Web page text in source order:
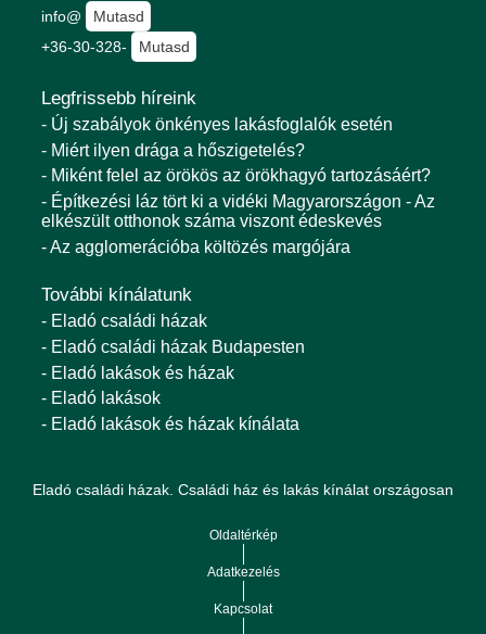
info@
Mutasd
+36-30-328-
Mutasd
Legfrissebb híreink
- Új szabályok önkényes lakásfoglalók esetén
- Miért ilyen drága a hőszigetelés?
- Miként felel az örökös az örökhagyó tartozásáért?
- Építkezési láz tört ki a vidéki Magyarországon - Az
elkészült otthonok száma viszont édeskevés
- Az agglomerációba költözés margójára
További kínálatunk
- Eladó családi házak
- Eladó családi házak Budapesten
- Eladó lakások és házak
- Eladó lakások
- Eladó lakások és házak kínálata
Eladó családi házak. Családi ház és lakás kínálat országosan
Oldaltérkép
Adatkezelés
Kapcsolat